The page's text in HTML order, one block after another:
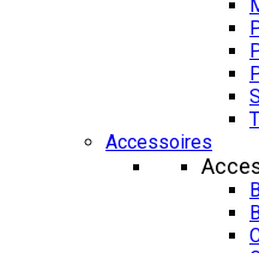
Accessoires